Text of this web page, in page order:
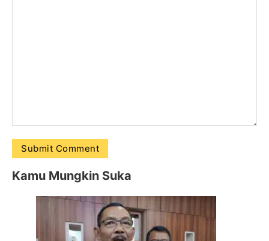
Kamu Mungkin Suka